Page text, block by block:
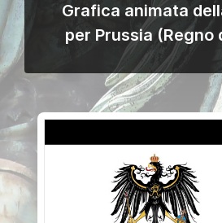
Grafica animata
per Prussia (Regno